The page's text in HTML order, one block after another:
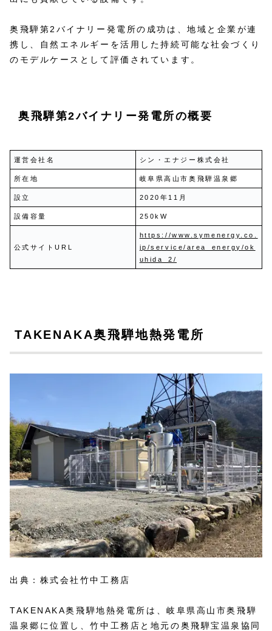
奥飛騨第2バイナリー発電所の成功は、地域と企業が連
携し、自然エネルギーを活用した持続可能な社会づくり
のモデルケースとして評価されています。
奥飛騨第2バイナリー発電所の概要
運営会社名 シン・エナジー株式会社
所在地 岐阜県高山市奥飛騨温泉郷
設立 2020年11月
設備容量 250kW
公式サイトURL
https://www.symenergy.co.
jp/service/area_energy/ok
uhida_2/
TAKENAKA奥飛騨地熱発電所
出典：株式会社竹中工務店
TAKENAKA奥飛騨地熱発電所は、岐阜県高山市奥飛騨
温泉郷に位置し、竹中工務店と地元の奥飛騨宝温泉協同